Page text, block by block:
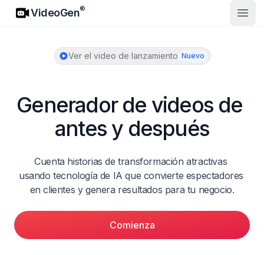
VideoGen
VideoGen®
Abrir
Ver el video de lanzamiento Nuevo
Generador de videos de
antes y después
Cuenta historias de transformación atractivas
usando tecnología de IA que convierte espectadores
en clientes y genera resultados para tu negocio.
Comienza